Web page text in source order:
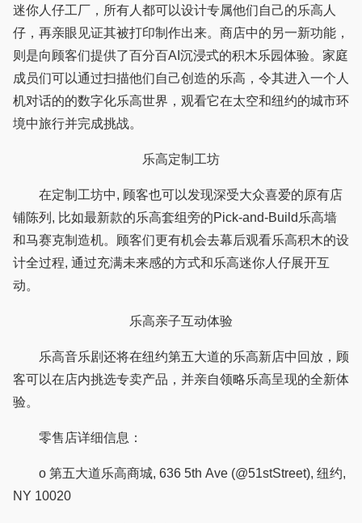
迷你人仔工厂，所有人都可以设计专属他们自己的乐高人
仔，再亲眼见证其被打印制作出来。商店中的另一新功能，
则是向顾客们提供了百分百AI沉浸式的积木乐园体验。家庭
成员们可以通过扫描他们自己创造的乐高，令其进入一个人
机对话的的数字化乐高世界，观看它在太空和纽约的城市环
境中旅行并完成挑战。
乐高定制工坊
在定制工坊中, 顾客也可以发现深受大众喜爱的原有店
铺陈列, 比如最新款的乐高套组旁的Pick-and-Build乐高墙
和马赛克制造机。顾客们更有机会去幕后观看乐高积木的设
计全过程, 通过充满未来感的方式和乐高迷你人仔展开互
动。
乐高亲子互动体验
乐高音乐剧还将在纽约第五大道的乐高新店中回放，顾
客可以在店内挑选专卖产品，并亲自领略乐高呈现的全新体
验。
零售店详细信息：
o 第五大道乐高商城, 636 5th Ave (@51stStreet), 纽约,
NY 10020